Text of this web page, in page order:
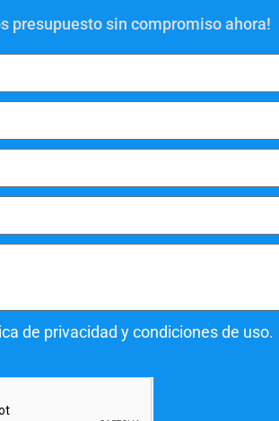
presupuesto sin compromiso ahora!
de privacidad y condiciones de uso.